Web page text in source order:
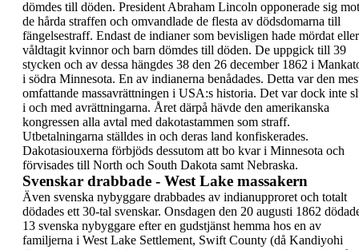
dömdes till döden. President Abraham Lincoln opponerade sig mot
de hårda straffen och omvandlade de flesta av dödsdomarna till
fängelsestraff. Endast de indianersom bevisligen hade mördat eller
våldtagit kvinnoroch barn dömdes till döden. De uppgick till 39
stycken och av dessa hängdes 38 den 26 december 1862 i
i södra Minnesota. En av indianerna benådades. Detta var den
omfattande massavrättningen i USA:s historia. Det var dock inte
i och med avrättningarna. Året därpå hävde den amerikanska
kongressen alla avtal med dakotastammen som straff.
Utbetalningarna ställdes in och deras land konfiskerades.
Dakotasiouxerna förbjöds dessutom att bo kvar i Minnesota och
förvisades till North och South Dakota samt Nebraska.
Svenskar drabbade - West Lake massakern
Även svenska nybyggare drabbades av indianupproret och totalt
dödades ett 30-tal svenskar. Onsdagen den 20 augusti 1862
13 svenska nybyggare efter en gudstjänst hemma hos en av
familjerna i West Lake Settlement, Swift County (då Kandiyohi